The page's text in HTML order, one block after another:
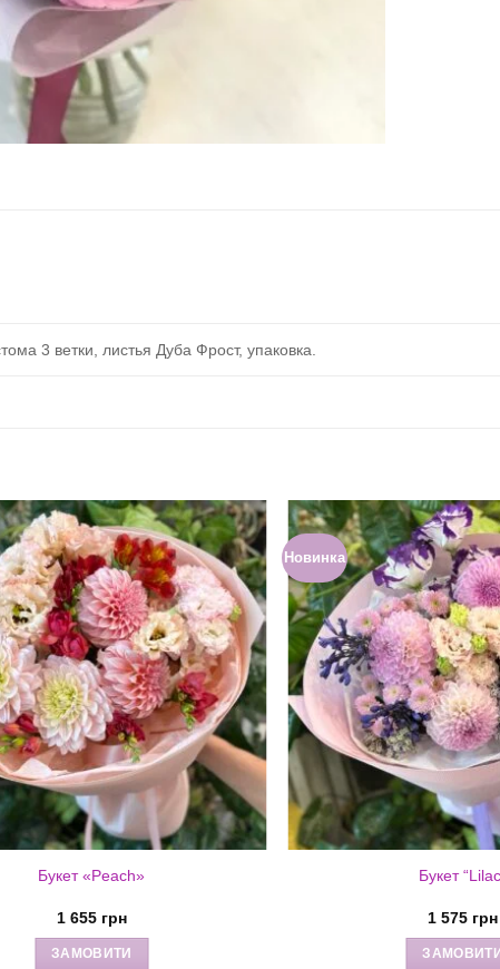
3 ветки, листья Дуба Фрост, упаковка.
Букет «Peach»
1 655 грн
ЗАМОВИТИ
Новинка
Букет
1 575 грн
ЗАМОВИТИ